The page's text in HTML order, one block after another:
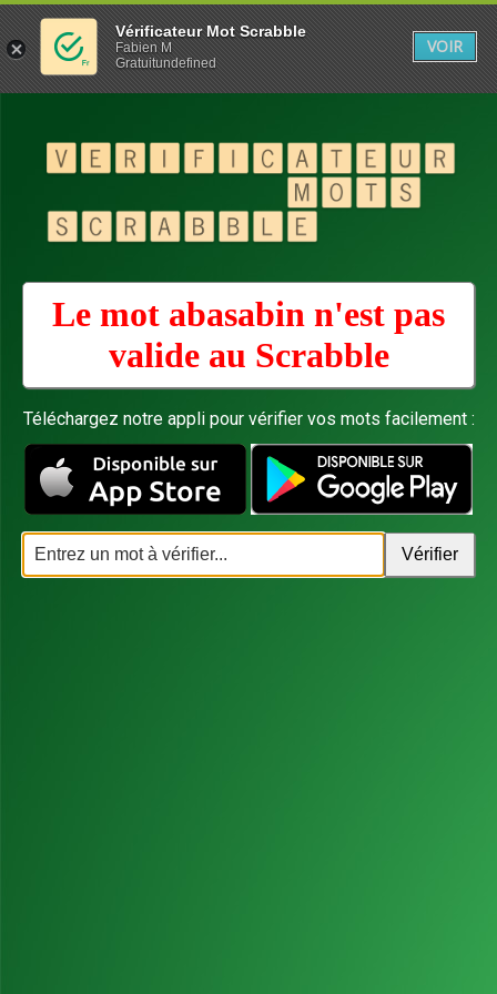
Le mot abasabin n'est pas
valide au Scrabble
Téléchargez notre appli pour vérifier vos mots facilement :
Vérificateur Mot Scrabble
Fabien M
Gratuitundefined
VOIR